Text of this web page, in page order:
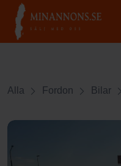
Alla Fordon Bilar